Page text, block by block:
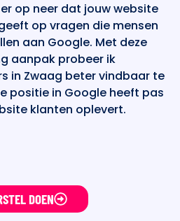
op neer dat jouw website
op vragen die mensen
aan Google. Met deze
aanpak probeer ik
in Zwaag beter vindbaar te
positie in Google heeft pas
klanten oplevert.
DOEN